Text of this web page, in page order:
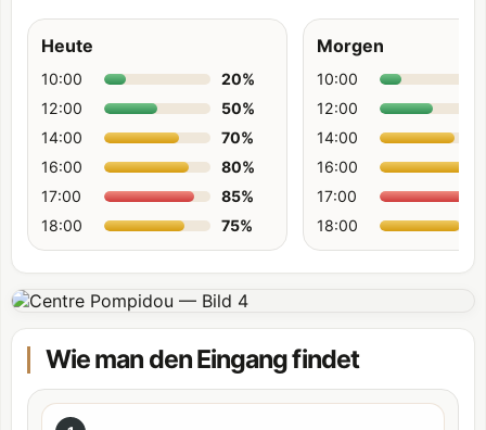
Heute
10:00 20%
12:00
50%
14:00
70%
16:00
80%
17:00
85%
18:00
75%
Morgen
10:00
12:00
14:00
16:00
17:00
18:00
Wie man den Eingang findet